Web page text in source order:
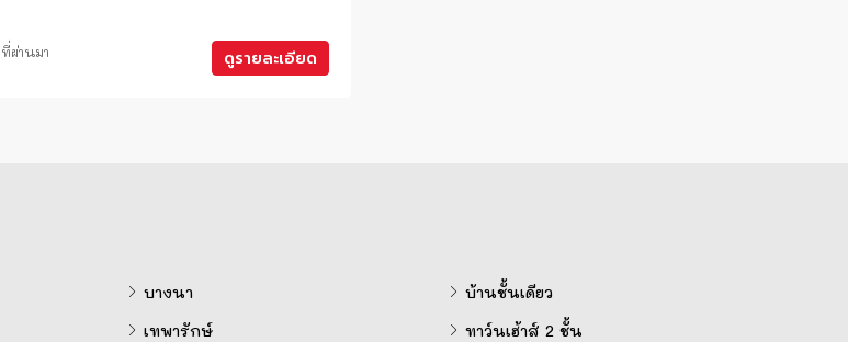
ดูรายละเอียด
ผ่านมา
บางนา
เทพารักษ์
บ้านชั้นเดียว
ทาว์นเฮ้าส์ 2 ชั้น